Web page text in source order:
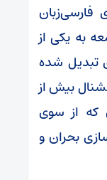
فارسی‌زبان
به یکی از
تبدیل شده
بیش از
که از سوی
بحران و